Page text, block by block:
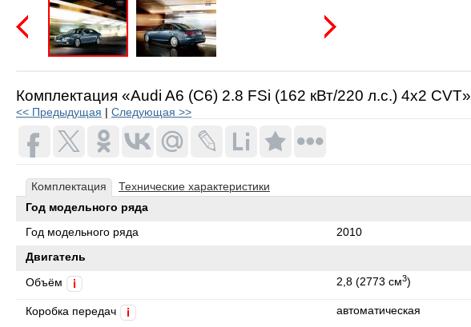
Комплектация «Audi A6 (C6) 2.8 FSi (162 кВт/220 л.с.) 4x2 CVT»
<< Предыдущая Следующая >>
Комплектация
Технические характеристики
Год модельного ряда
Год модельного ряда 2010
Двигатель
Объём 2,8 (2773 см3)
Коробка передач автоматическая